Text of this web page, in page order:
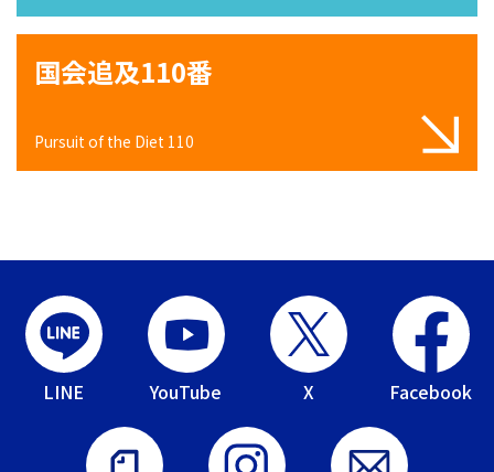
国会追及110番
Pursuit of the Diet 110
LINE YouTube X Facebook